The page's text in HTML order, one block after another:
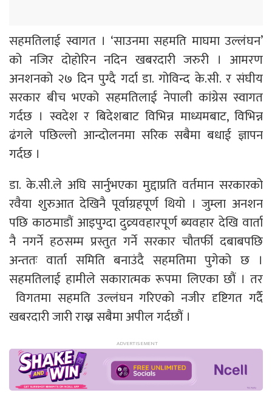
सहमतिलाई स्वागत । ‘साउनमा सहमति माघमा उल्लंघन’
को नजिर दोहोरिन नदिन खबरदारी जरुरी । आमरण
अनशनको २७ दिन पुग्दै गर्दा डा. गोविन्द के.सी. र संघीय
सरकार बीच भएको सहमतिलाई नेपाली कांग्रेस स्वागत
गर्दछ । स्वदेश र बिदेशबाट विभिन्न माध्यमबाट, विभिन्न
ढंगले पछिल्लो आन्दोलनमा सरिक सबैमा बधाई ज्ञापन
गर्दछ ।
डा. के.सी.ले अघि सार्नुभएका मुद्दाप्रति वर्तमान सरकारको
रवैया शुरुआत देखिनै पूर्वाग्रहपूर्ण थियो । जुम्ला अनशन
पछि काठमाडौं आइपुग्दा दुव्र्यवहारपूर्ण ब्यवहार देखि वार्ता
नै नगर्ने हठसम्म प्रस्तुत गर्ने सरकार चौतर्फी दबाबपछि
अन्ततः वार्ता समिति बनाउंदै सहमतिमा पुगेको छ ।
सहमतिलाई हामीले सकारात्मक रूपमा लिएका छौं । तर
विगतमा सहमति उल्लंघन गरिएको नजीर दृष्टिगत गर्दै
खबरदारी जारी राख्न सबैमा अपील गर्दछौं ।